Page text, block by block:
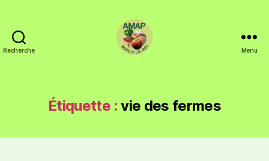
Recherche Menu
Étiquette : vie des fermes